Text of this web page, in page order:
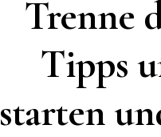
Trenne
Tipps
starten